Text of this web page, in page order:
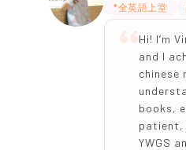
*全英語上堂
Hi! I’m
and I
chinese
books,
patient,
YWGS